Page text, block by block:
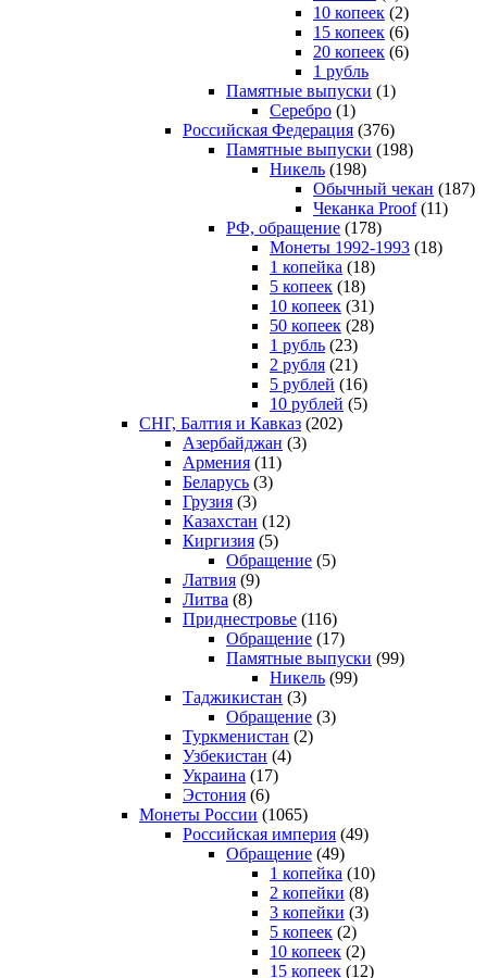
10 копеек (2)
15 копеек (6)
20 копеек (6)
1 рубль
Памятные выпуски (1)
Серебро (1)
Российская Федерация (376)
Памятные выпуски (198)
Никель (198)
Обычный чекан (187)
Чеканка Proof(11)
РФ, обращение (178)
Монеты 1992-1993 (18)
1 копейка (18)
5 копеек (18)
10 копеек (31)
50 копеек (28)
1 рубль (23)
2 рубля (21)
5 рублей (16)
10 рублей (5)
СНГ, Балтия и Кавказ (202)
Азербайджан (3)
Армения (11)
Беларусь (3)
Грузия (3)
Казахстан (12)
Киргизия (5)
Обращение (5)
Латвия (9)
Литва (8)
Приднестровье (116)
Обращение (17)
Памятные выпуски (99)
Никель (99)
Таджикистан (3)
Обращение (3)
Туркменистан (2)
Узбекистан (4)
Украина (17)
Эстония (6)
Монеты России (1065)
Российская империя (49)
Обращение (49)
1 копейка (10)
2 копейки (8)
3 копейки (3)
5 копеек (2)
10 копеек (2)
15 копеек (12)